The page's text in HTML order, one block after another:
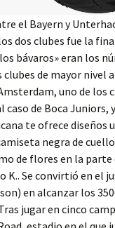
el Bayern y
dos clubes fue la
bávaros» eran los
de mayor nivel
uno de los
de Boca Juniors,
te ofrece
negra de
de flores en la parte
K.. Se convirtió en el
en alcanzar los
jugar en cinco